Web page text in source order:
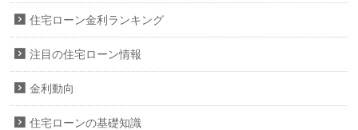
住宅ローン金利ランキング
注目の住宅ローン情報
金利動向
住宅ローンの基礎知識